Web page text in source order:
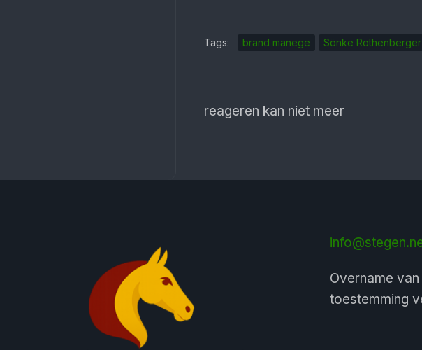
Tags: brand manege Sönke Rothenberger
reageren kan niet meer
Overname
toestemming